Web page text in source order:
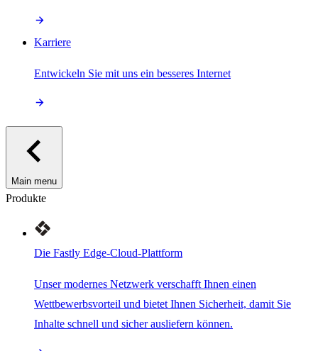
Karriere
Entwickeln Sie mit uns ein besseres Internet
Main menu
Produkte
Die Fastly Edge-Cloud-Plattform
Unser modernes Netzwerk verschafft Ihnen einen
Wettbewerbsvorteil und bietet Ihnen Sicherheit, damit Sie
Inhalte schnell und sicher ausliefern können.